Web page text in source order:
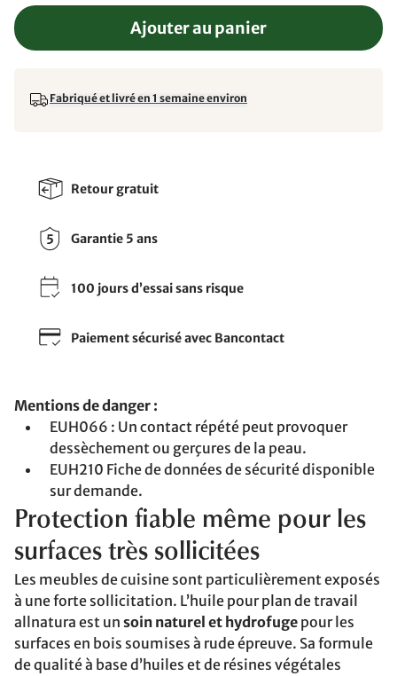
Ajouter au panier
Fabriqué et livré en 1 semaine environ
Retour gratuit
Garantie 5 ans
100 jours d’essai sans risque
Paiement sécurisé avec Bancontact
Mentions de danger :
EUH066 : Un contact répété peut provoquer
dessèchement ou gerçures de la peau.
EUH210 Fiche de données de sécurité disponible
sur demande.
Protection fiable même pour les
surfaces très sollicitées
Les meubles de cuisine sont particulièrement exposés
à une forte sollicitation. L’huile pour plan de travail
allnatura est un soin naturel et hydrofuge pour les
surfaces en bois soumises à rude épreuve. Sa formule
de qualité à base d’huiles et de résines végétales